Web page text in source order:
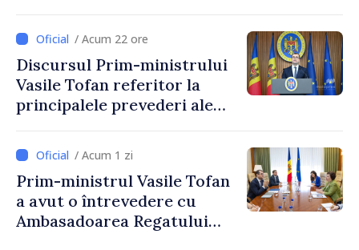
stimularea investițiilor și o
taxare mai echitabilă
/ Acum 22 ore
Discursul Prim-ministrului
Vasile Tofan referitor la
principalele prevederi ale
2027
/ Acum 1 zi
Prim-ministrul Vasile Tofan
a avut o întrevedere cu
Ambasadoarea Regatului